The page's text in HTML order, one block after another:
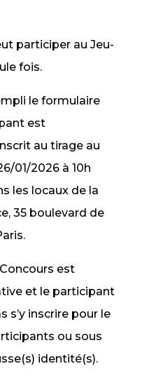
participer au Jeu-
fois.
le formulaire
est
au tirage au
01/2026 à 10h
les locaux de la
35 boulevard de
est
et le participant
s’y inscrire pour le
ou sous
identité(s).